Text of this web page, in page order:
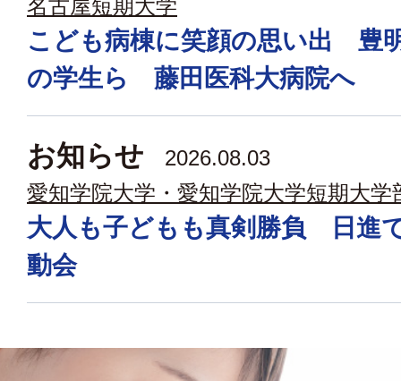
名古屋短期大学
こども病棟に笑顔の思い出 豊
の学生ら 藤田医科大病院へ
お知らせ
2026.08.03
愛知学院大学・愛知学院大学短期大学
大人も子どもも真剣勝負 日進
動会